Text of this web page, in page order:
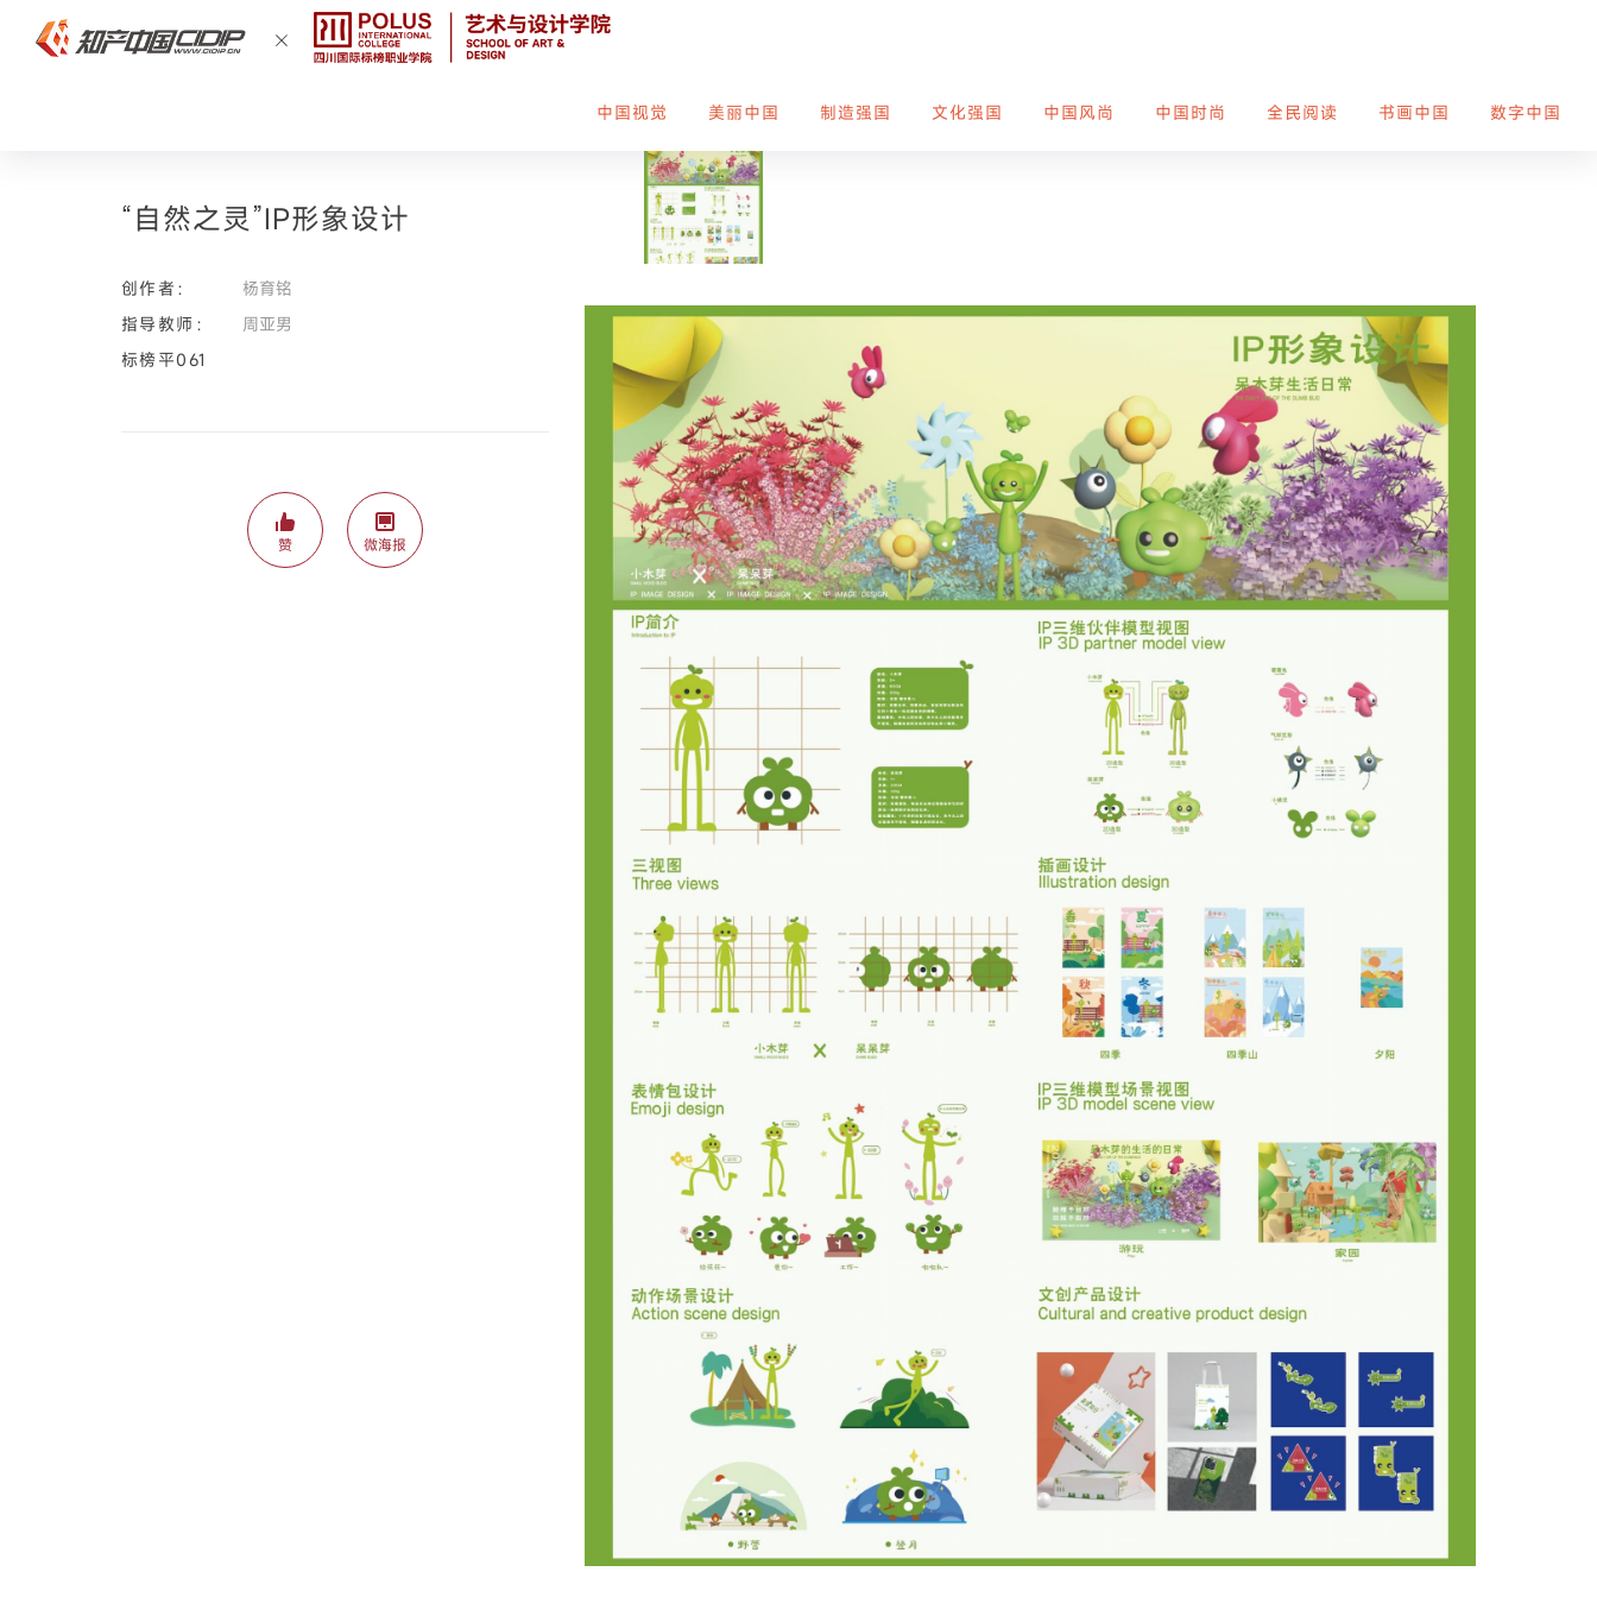
中国视觉 美丽中国 制造强国 文化强国 中国风尚 中国时尚 全民阅读 书画中国 数字中国
“自然之灵”IP形象设计
创作者：
杨育铭
指导教师：
周亚男
标榜平061
赞 微海报